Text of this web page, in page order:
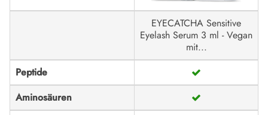
EYECATCHA Sensitive
Eyelash Serum 3 ml - Vegan
mit...
Peptide
Aminosäuren